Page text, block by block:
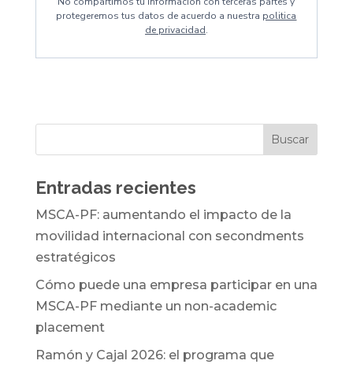
protegeremos tus datos de acuerdo a nuestra politica
de privacidad.
Entradas recientes
MSCA-PF: aumentando el impacto de la
movilidad internacional con secondments
estratégicos
Cómo puede una empresa participar en una
MSCA-PF mediante un non-academic
placement
Ramón y Cajal 2026: el programa que